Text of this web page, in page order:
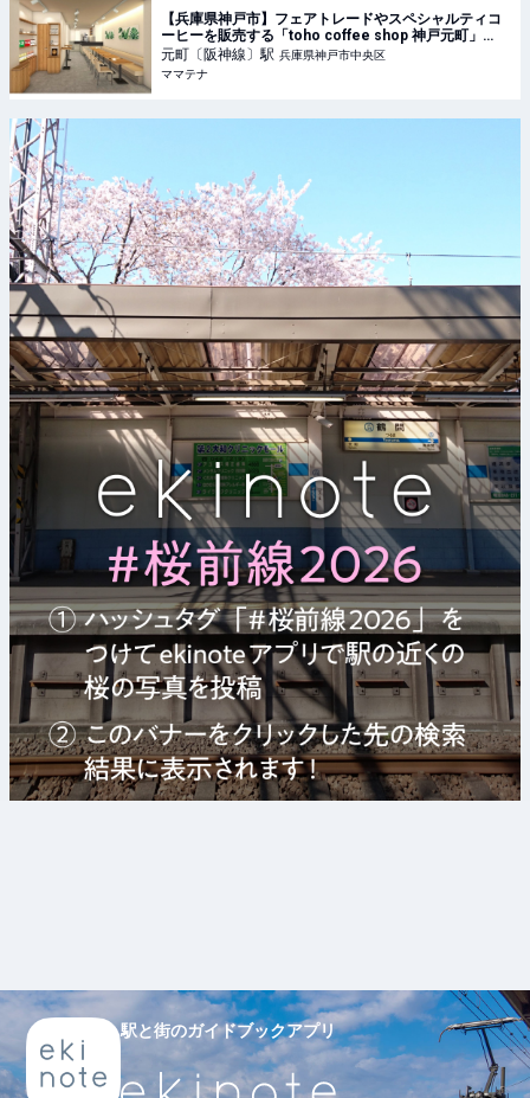
【兵庫県神戸市】フェアトレードやスペシャルティコ
ーヒーを販売する「toho coffee shop 神戸元町」
OPEN | ママテナ
元町〔阪神線〕駅 兵庫県神戸市中央区
ママテナ
駅と街のガイドブックアプリ